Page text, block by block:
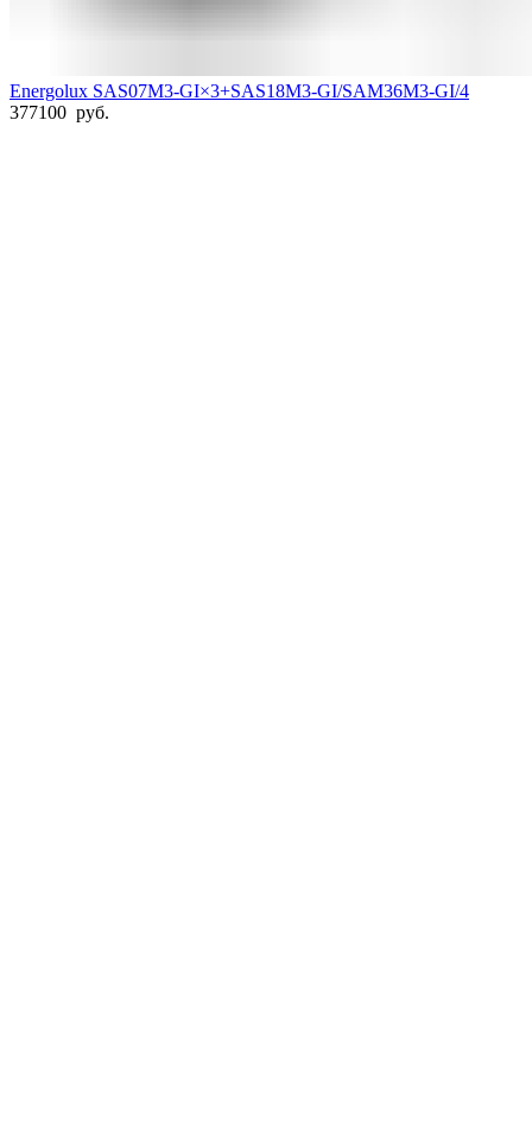
Energolux SAS07M3-GI×3+SAS18M3-GI/SAM36M3-GI/4
377100 руб.